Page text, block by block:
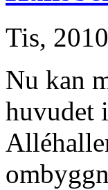
Tis,
Nu kan
huvudet